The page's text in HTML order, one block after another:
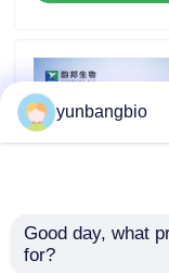
Notizie
Casi
amplificatori
reagenti
Chitosano di CAS
yunbangbio
Good day, what
for?